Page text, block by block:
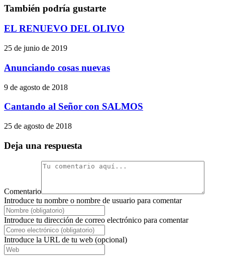
También podría gustarte
EL RENUEVO DEL OLIVO
25 de junio de 2019
Anunciando cosas nuevas
9 de agosto de 2018
Cantando al Señor con SALMOS
25 de agosto de 2018
Deja una respuesta
Comentario
Introduce tu nombre o nombre de usuario para comentar
Introduce tu dirección de correo electrónico para comentar
Introduce la URL de tu web (opcional)